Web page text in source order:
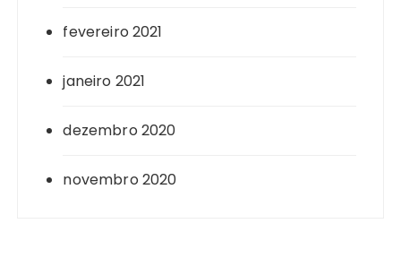
fevereiro 2021
janeiro 2021
dezembro 2020
novembro 2020